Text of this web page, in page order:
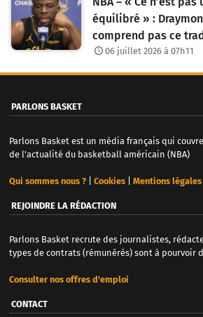
équilibré » :
comprend pas ce
06 juillet 2026 à 07h11
PARLONS BASKET
Parlons Basket est un média français qui
de l'actualité du basketball américain (NBA)
Qui sommes nous ?| Cookies| Mentions légales
REJOINDRE LA RÉDACTION
Parlons Basket recrute des journalistes,
types de contrats (rémunérés) sont à pourvoir
Consulter nos offres d'emploi
CONTACT